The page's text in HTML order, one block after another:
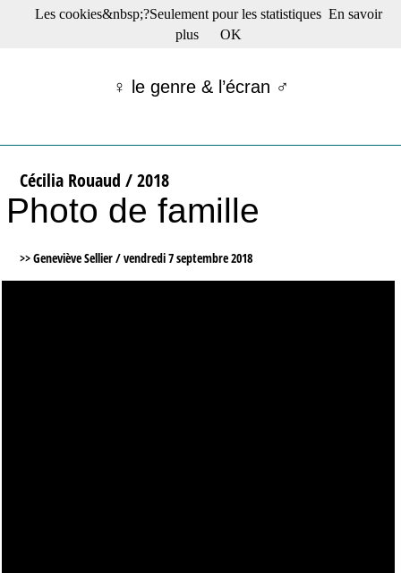
☰ Menu
Films récents
Tribunes
Bloc-notes
Archives
S’abonner à la Lettre !
♀ le genre & l’écran ♂
Cécilia Rouaud / 2018
Photo de famille
>> Geneviève Sellier /vendredi 7 septembre 2018
Les cookies&nbsp;?Seulement pour les statistiques En savoir
plus
OK